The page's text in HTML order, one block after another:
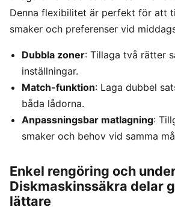
Denna flexibilitet är perfekt för att
smaker och preferenser vid
Dubbla zoner: Tillaga två rätter
inställningar.
Match-funktion: Laga dubbel
båda lådorna.
Anpassningsbar matlagning:
smaker och behov vid samma
Enkel rengöring och
Diskmaskinssäkra delar
lättare